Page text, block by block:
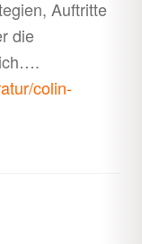
Auftritte
die
colin-